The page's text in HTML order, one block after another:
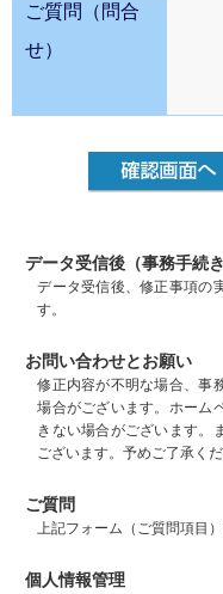
ご質問（問合
せ）
データ受信後（事務手続き
データ受信後、修正事項の
す。
お問い合わせとお願い
修正内容が不明な場合、事
場合がございます。ホーム
きない場合がございます。
ございます。予めご了承くだ
ご質問
上記フォーム（ご質問項目
個人情報管理